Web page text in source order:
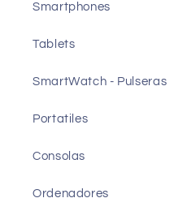
Smartphones
Tablets
SmartWatch - Pulseras
Portatiles
Consolas
Ordenadores